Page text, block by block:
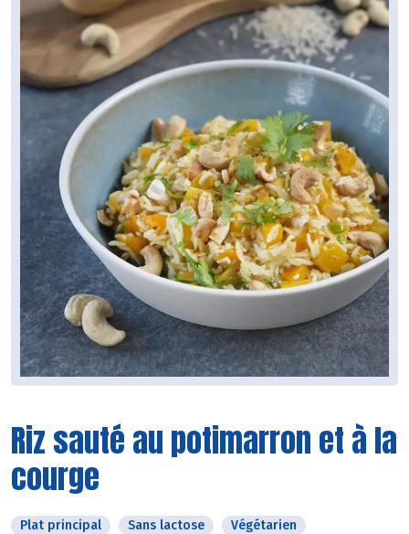
Riz sauté au potimarron et à la
courge
Plat principal Sans lactose Végétarien